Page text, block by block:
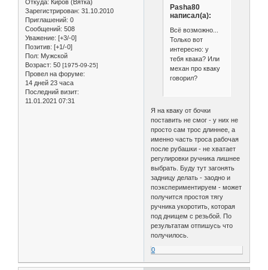
Откуда: Киров (Вятка)
Зарегистрирован: 31.10.2010
Приглашений: 0
Сообщений: 508
Уважение: [+3/-0]
Позитив: [+1/-0]
Пол: Мужской
Возраст: 50 [1975-09-25]
Провел на форуме:
14 дней 23 часа
Последний визит:
11.01.2021 07:31
Pasha80
написал(а):
Всё возможно...
Только вот
интересно: у
тебя квака? Или
механ про кваку
говорил?
Я на кваку от бочки
поставить не смог - у них не
просто сам трос длиннее, а
именно часть троса рабочая
после рубашки - не хватает
регулировки ручника лишнее
выбрать. Буду тут загонять
задницу делать - заодно и
поэкспериментируем - может
получится простоя тягу
ручника укоротить, которая
под днищем с резьбой. По
результатам отпишусь что
получилось.
0